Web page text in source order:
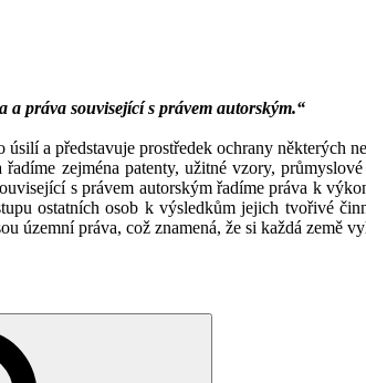
práva související s právem autorským.“
a představuje prostředek ochrany
zejména patenty, užitné vzory,
s právem autorským řadíme práva k
ostatních osob k výsledkům jejich tvořivé
územní práva, což znamená, že si každá země